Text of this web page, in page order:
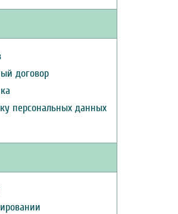
договор
персональных данных